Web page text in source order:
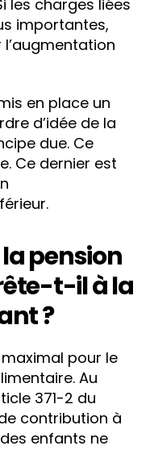
les charges liées
importantes,
en place un
d’idée de la
due. Ce
Ce dernier est
pension
t-il à la
?
pour le
Au
371-2 du
contribution à
enfants ne